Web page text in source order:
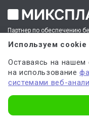
Партнер по обеспечению
ИНН 540535727161,ОГРН
Материалы, полученные в
использоваться только в
решения имеющихся у вас
но не являются готовым
Используем cookie
Оставаясь на нашем
на использование
системами веб-